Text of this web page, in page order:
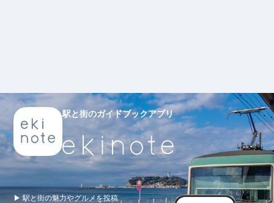
駅と街のガイドブックアプリ
▶ 駅と街の魅力やグルメを投稿